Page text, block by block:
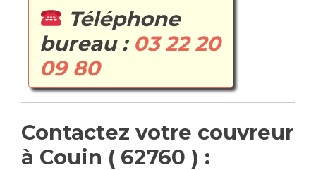
Téléphone
bureau : 03 22 20
09 80
Contactez votre couvreur
à Couin ( 62760 ) :